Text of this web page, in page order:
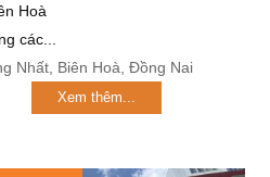
Hoà
các...
Nhất, Biên Hoà, Đồng Nai
Xem thêm...